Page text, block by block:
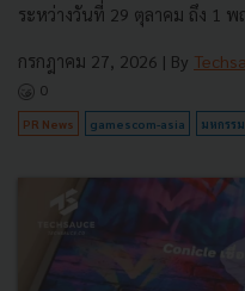
ระหว่างวันที่ 29 ตุลาคม ถึง 1
กรกฎาคม 27, 2026 | By
0
PR News gamescom-asia มหกรร